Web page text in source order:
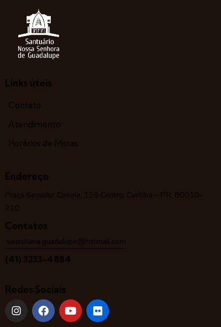
Links úteis
Contato
Atendimento
Horários de Missas
Endereço
Praça Senador Correia, 128 Centro, Curitiba – PR, 80010-
210
Contatos
secretaria.guadalupe@hotmail.com
(41) 3233-4884
Redes Sociais